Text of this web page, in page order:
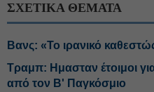
ΣΧΕΤΙΚΑ ΘΕΜΑΤΑ
Βανς: «Το ιρανικό
Τραμπ: Ημασταν έτοιμοι
από τον Β' Παγκόσμιο